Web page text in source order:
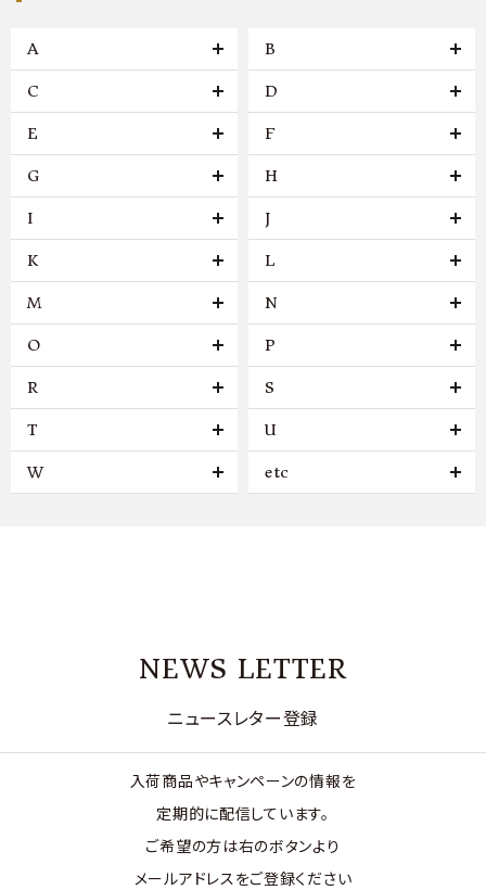
A B
C D
E F
G H
I J
K L
M N
O P
R S
T U
W etc
NEWS LETTER
ニュースレター登録
入荷商品やキャンペーンの情報を
定期的に配信しています。
ご希望の方は右のボタンより
メールアドレスをご登録ください